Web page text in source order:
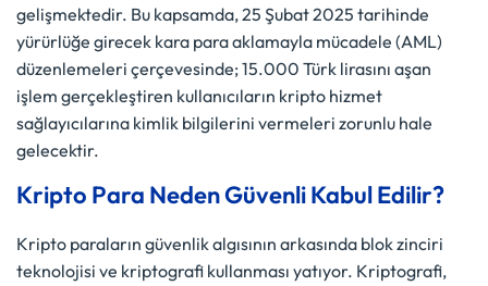
gelişmektedir. Bu kapsamda, 25 Şubat 2025 tarihinde
yürürlüğe girecek kara para aklamayla mücadele (AML)
düzenlemeleri çerçevesinde; 15.000 Türk lirasını aşan
işlem gerçekleştiren kullanıcıların kripto hizmet
sağlayıcılarına kimlik bilgilerini vermeleri zorunlu hale
gelecektir.
Kripto Para Neden Güvenli Kabul Edilir?
Kripto paraların güvenlik algısının arkasında blok zinciri
teknolojisi ve kriptografi kullanması yatıyor. Kriptografi,